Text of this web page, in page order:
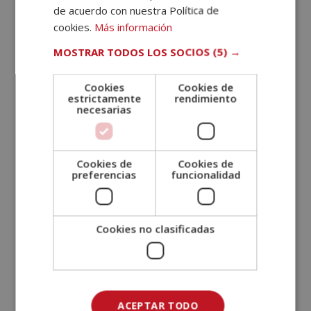
Máster Experto en Derecho Sucesorio +
Máster Experto en Derecho Funerario
1.780,00€
El
precio
original
era:
1.780,00€.
890,00€El
actual
890,00€.
de acuerdo con nuestra Política de
cookies. Más información
MOSTRAR TODOS LOS SOCIOS (5) →
Cookies
estrictamente
necesarias
Cookies de
rendimiento
Cookies de
preferencias
Cookies de
funcionalidad
Cookies no clasificadas
ACEPTAR TODO